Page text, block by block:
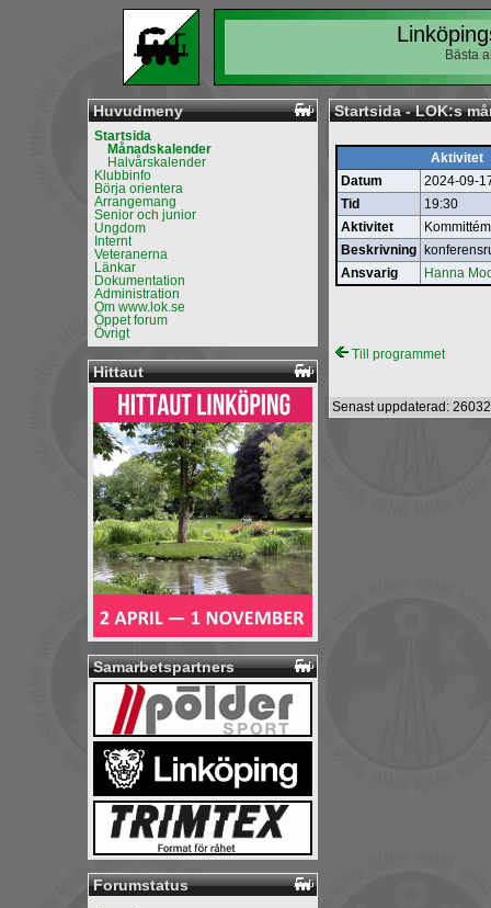
Bästa
Huvudmeny
Startsida
Månadskalender
Halvårskalender
Klubbinfo
Börja orientera
Arrangemang
Senior och junior
Ungdom
Internt
Veteranerna
Länkar
Dokumentation
Administration
Om www.lok.se
Öppet forum
Övrigt
Hittaut
Samarbetspartners
Forumstatus
Startsida - LOK:s
Aktivitet
Datum
2024-09-
Tid
19:30
Aktivitet
Beskrivning
Ansvarig
Hanna
Till programmet
Senast uppdaterad: